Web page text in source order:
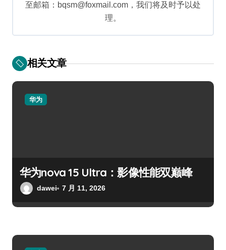
至邮箱：bqsm@foxmail.com，我们将及时予以处
理。
相关文章
华为
华为nova 15 Ultra：影像性能双巅峰
dawei 7 月 11, 2026